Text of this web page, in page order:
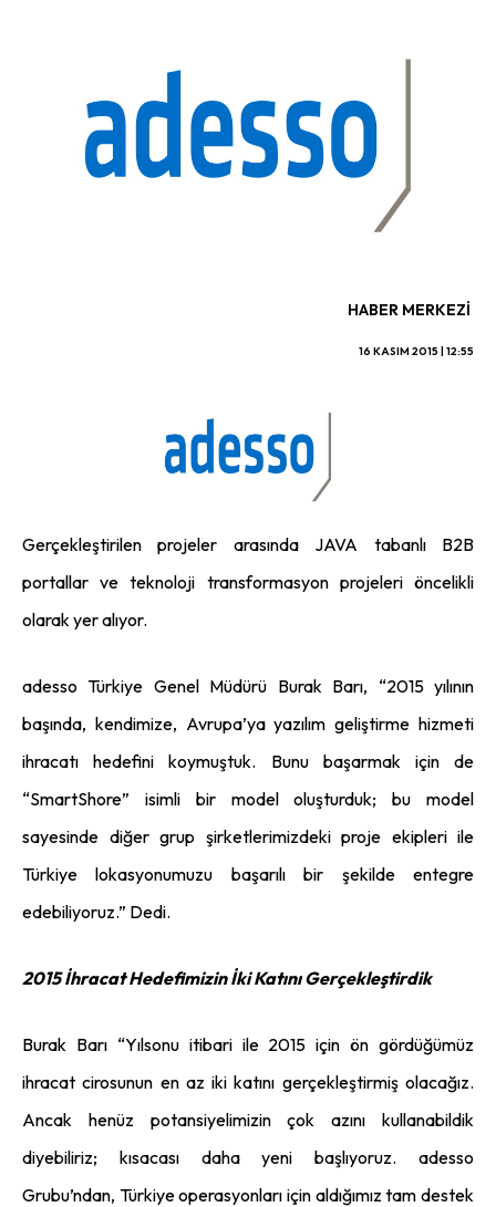
HABER MERKEZI
16 KASIM 2015 | 12:55
Gerçekleştirilen projeler arasında JAVA tabanlı B2B
portallar ve teknoloji transformasyon projeleri öncelikli
olarak yer alıyor.
adesso Türkiye Genel Müdürü Burak Barı, “2015 yılının
başında, kendimize, Avrupa’ya yazılım geliştirme hizmeti
ihracatı hedefini koymuştuk. Bunu başarmak için de
“SmartShore” isimli bir model oluşturduk; bu model
sayesinde diğer grup şirketlerimizdeki proje ekipleri ile
Türkiye lokasyonumuzu başarılı bir şekilde entegre
edebiliyoruz.” Dedi.
2015 İhracat Hedefimizin İki Katını Gerçekleştirdik
Burak Barı “Yılsonu itibari ile 2015 için ön gördüğümüz
ihracat cirosunun en az iki katını gerçekleştirmiş olacağız.
Ancak henüz potansiyelimizin çok azını kullanabildik
diyebiliriz; kısacası daha yeni başlıyoruz. adesso
Grubu’ndan, Türkiye operasyonları için aldığımız tam destek